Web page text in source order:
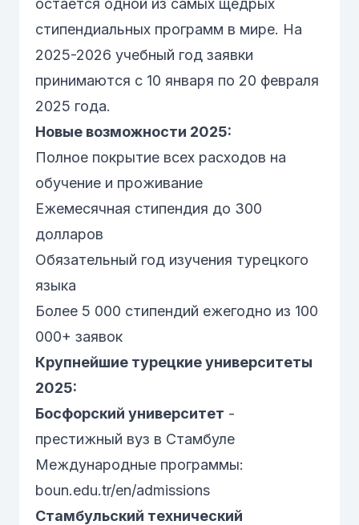
стипендиальных программ в мире. На
2025-2026 учебный год заявки
принимаются с 10 января по 20 февраля
2025 года.
Новые возможности 2025:
Полное покрытие всех расходов на
обучение и проживание
Ежемесячная стипендия до 300
долларов
Обязательный год изучения турецкого
языка
Более 5 000 стипендий ежегодно из 100
000+ заявок
Крупнейшие турецкие университеты
2025:
Босфорский университет -
престижный вуз в Стамбуле
Международные программы:
boun.edu.tr/en/admissions
Стамбульский технический